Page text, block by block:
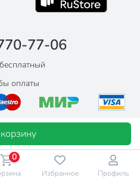
77-06
оплаты
0
Избранное Профиль